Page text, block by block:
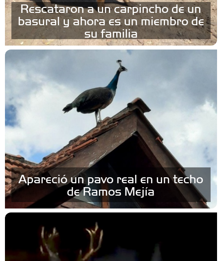
Rescataron a un carpincho de un
basural y ahora es un miembro de
su familia
Apareció un pavo real en un techo
de Ramos Mejía